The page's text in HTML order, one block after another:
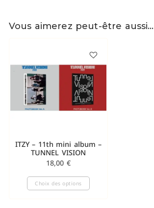
Vous aimerez peut-être aussi…
ITZY – 11th mini album –
TUNNEL VISION
18,00 €
Choix des options